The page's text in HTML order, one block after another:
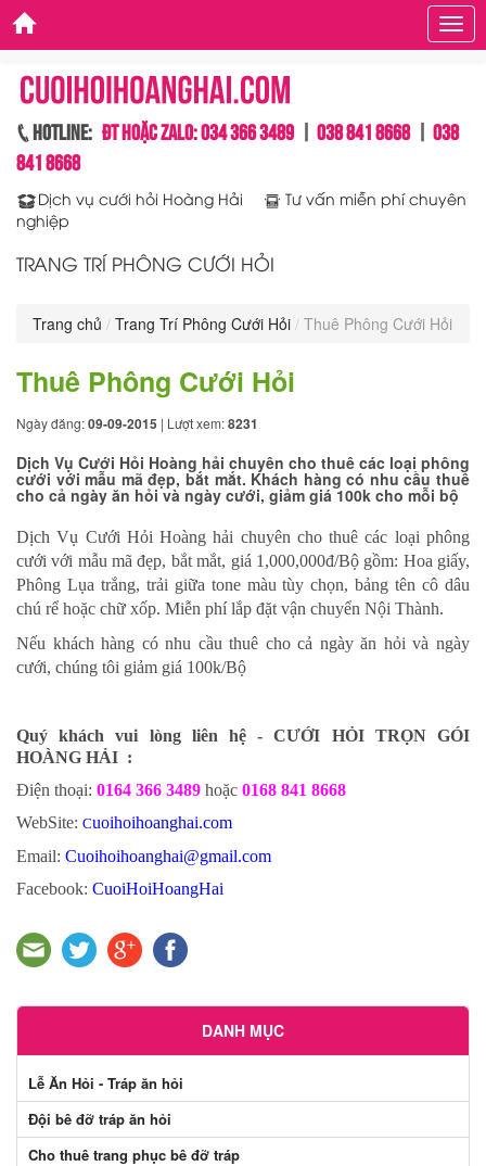
Hotline: ĐT hoặc Zalo: 034 366 3489 | 038 841 8668 | 038
841 8668
Dịch vụ cưới hỏi Hoàng Hải
Tư vấn miễn phí chuyên
nghiệp
TRANG TRÍ PHÔNG CƯỚI HỎI
Trang chủ Trang Trí Phông Cưới Hỏi Thuê Phông Cưới Hỏi
Thuê Phông Cưới Hỏi
Ngày đăng:09-09-2015 | Lượt xem:8231
Dịch Vụ Cưới Hỏi Hoàng hải chuyên cho thuê các loại phông
cưới với mẫu mã đẹp, bắt mắt. Khách hàng có nhu cầu thuê
cho cả ngày ăn hỏi và ngày cưới, giảm giá 100k cho mỗi bộ
Dịch Vụ Cưới Hỏi Hoàng hải chuyên cho thuê các loại phông
cưới với mẫu mã đẹp, bắt mắt, giá 1,000,000đ/Bộ gồm: Hoa giấy,
Phông Lụa trắng, trải giữa tone màu tùy chọn, bảng tên cô dâu
chú rể hoặc chữ xốp. Miễn phí lắp đặt vận chuyển Nội Thành.
Nếu khách hàng có nhu cầu thuê cho cả ngày ăn hỏi và ngày
cưới, chúng tôi giảm giá 100k/Bộ
Quý khách vui lòng liên hệ - CƯỚI HỎI TRỌN GÓI
HOÀNG HẢI :
Điện thoại: 0164 366 3489 hoặc 0168 841 8668
WebSite: Cuoihoihoanghai.com
Email: Cuoihoihoanghai@gmail.com
Facebook: CuoiHoiHoangHai
DANH MỤC
Lễ Ăn Hỏi - Tráp ăn hỏi
Đội bê đỡ tráp ăn hỏi
Cho thuê trang phục bê đỡ tráp